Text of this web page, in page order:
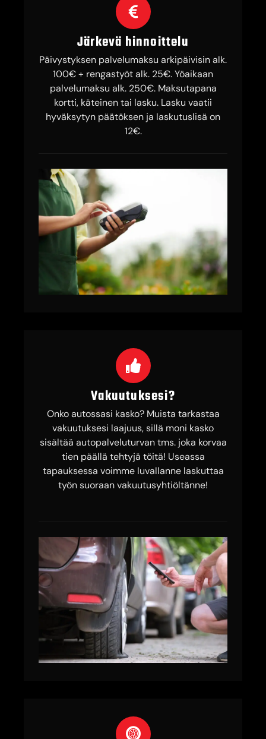
Järkevä hinnoittelu
Päivystyksen palvelumaksu arkipäivisin alk.
100€ + rengastyöt alk. 25€. Yöaikaan
palvelumaksu alk. 250€. Maksutapana
kortti, käteinen tai lasku. Lasku vaatii
hyväksytyn päätöksen ja laskutuslisä on
12€.
Vakuutuksesi?
Onko autossasi kasko? Muista tarkastaa
vakuutuksesi laajuus, sillä moni kasko
sisältää autopalveluturvan tms. joka korvaa
tien päällä tehtyjä töitä! Useassa
tapauksessa voimme luvallanne laskuttaa
työn suoraan vakuutusyhtiöltänne!